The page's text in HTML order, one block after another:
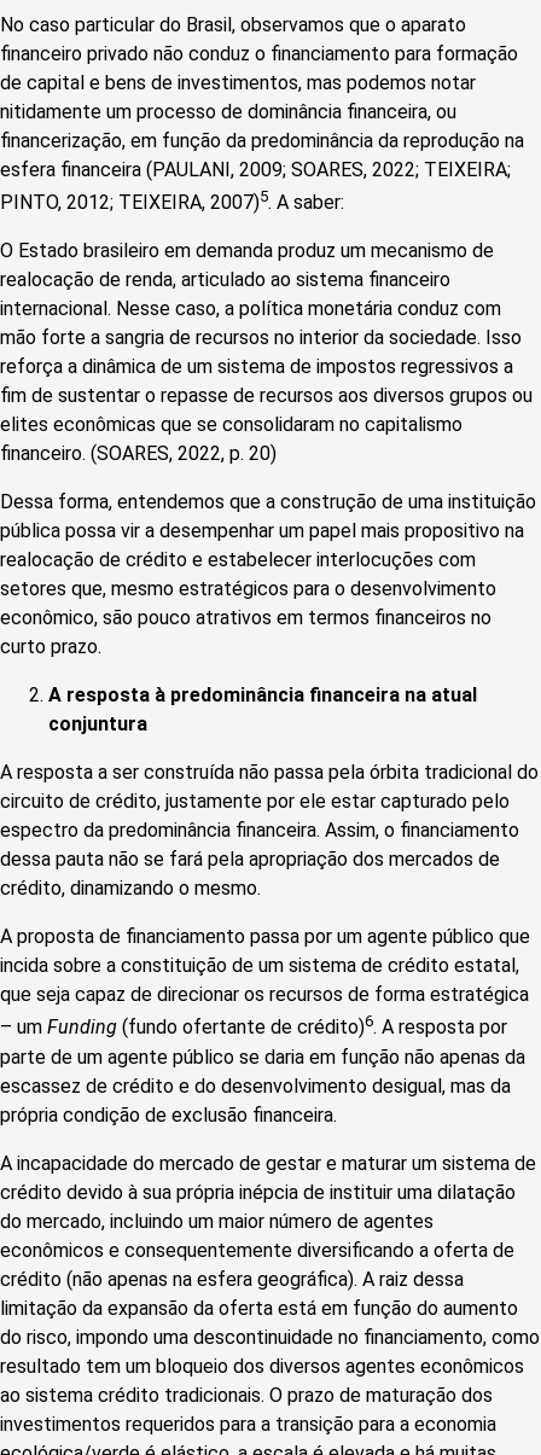
No caso particular do Brasil, observamos que o aparato
financeiro privado não conduz o financiamento para formação
de capital e bens de investimentos, mas podemos notar
nitidamente um processo de dominância financeira, ou
financerização, em função da predominância da reprodução na
esfera financeira (PAULANI, 2009; SOARES, 2022; TEIXEIRA;
PINTO, 2012; TEIXEIRA, 2007)5. A saber:
O Estado brasileiro em demanda produz um mecanismo de
realocação de renda, articulado ao sistema financeiro
internacional. Nesse caso, a política monetária conduz com
mão forte a sangria de recursos no interior da sociedade. Isso
reforça a dinâmica de um sistema de impostos regressivos a
fim de sustentar o repasse de recursos aos diversos grupos ou
elites econômicas que se consolidaram no capitalismo
financeiro. (SOARES, 2022, p. 20)
Dessa forma, entendemos que a construção de uma instituição
pública possa vir a desempenhar um papel mais propositivo na
realocação de crédito e estabelecer interlocuções com
setores que, mesmo estratégicos para o desenvolvimento
econômico, são pouco atrativos em termos financeiros no
curto prazo.
A resposta à predominância financeira na atual
conjuntura
A resposta a ser construída não passa pela órbita tradicional do
circuito de crédito, justamente por ele estar capturado pelo
espectro da predominância financeira. Assim, o financiamento
dessa pauta não se fará pela apropriação dos mercados de
crédito, dinamizando o mesmo.
A proposta de financiamento passa por um agente público que
incida sobre a constituição de um sistema de crédito estatal,
que seja capaz de direcionar os recursos de forma estratégica
– um Funding (fundo ofertante de crédito)6. A resposta por
parte de um agente público se daria em função não apenas da
escassez de crédito e do desenvolvimento desigual, mas da
própria condição de exclusão financeira.
A incapacidade do mercado de gestar e maturar um sistema de
crédito devido à sua própria inépcia de instituir uma dilatação
do mercado, incluindo um maior número de agentes
econômicos e consequentemente diversificando a oferta de
crédito (não apenas na esfera geográfica). A raiz dessa
limitação da expansão da oferta está em função do aumento
do risco, impondo uma descontinuidade no financiamento, como
resultado tem um bloqueio dos diversos agentes econômicos
ao sistema crédito tradicionais. O prazo de maturação dos
investimentos requeridos para a transição para a economia